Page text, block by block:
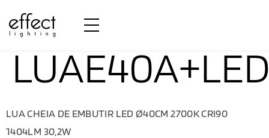
LUA CHEIA DE EMBUTIR LED Ø40CM 2700K CRI90
1404LM 30,2W